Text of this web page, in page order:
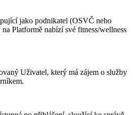
jako podnikatel (OSVČ nebo
Platformě nabízí své fitness/wellness
Uživatel, který má zájem o služby